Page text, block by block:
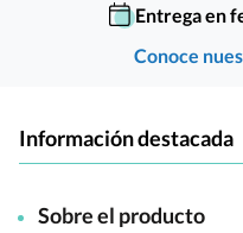
Entrega en
Conoce
Información destacada
Sobre el producto